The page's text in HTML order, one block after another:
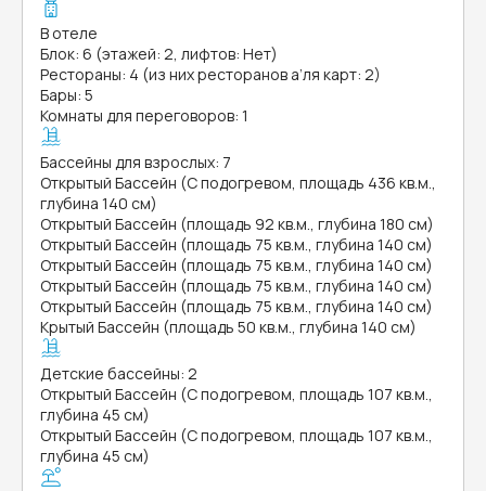
В отеле
Блок: 6 (этажей: 2, лифтов: Нет)
Рестораны: 4 (из них ресторанов а’ля карт: 2)
Бары: 5
Комнаты для переговоров: 1
Бассейны для взрослых: 7
Открытый Бассейн (С подогревом, площадь 436 кв.м.,
глубина 140 см)
Открытый Бассейн (площадь 92 кв.м., глубина 180 см)
Открытый Бассейн (площадь 75 кв.м., глубина 140 см)
Открытый Бассейн (площадь 75 кв.м., глубина 140 см)
Открытый Бассейн (площадь 75 кв.м., глубина 140 см)
Открытый Бассейн (площадь 75 кв.м., глубина 140 см)
Крытый Бассейн (площадь 50 кв.м., глубина 140 см)
Детские бассейны: 2
Открытый Бассейн (С подогревом, площадь 107 кв.м.,
глубина 45 см)
Открытый Бассейн (С подогревом, площадь 107 кв.м.,
глубина 45 см)